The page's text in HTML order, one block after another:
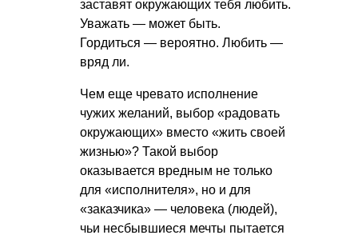
заставят окружающих тебя любить.
Уважать — может быть.
Гордиться — вероятно. Любить —
вряд ли.
Чем еще чревато исполнение
чужих желаний, выбор «радовать
окружающих» вместо «жить своей
жизнью»? Такой выбор
оказывается вредным не только
для «исполнителя», но и для
«заказчика» — человека (людей),
чьи несбывшиеся мечты пытается